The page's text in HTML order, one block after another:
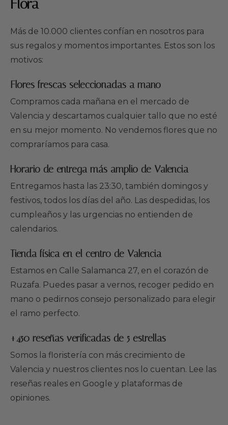
Flora
Más de 10.000 clientes confían en nosotros para
sus regalos y momentos importantes. Estos son los
motivos:
Flores frescas seleccionadas a mano
Compramos cada mañana en el mercado de
Valencia y descartamos cualquier tallo que no esté
en su mejor momento. No vendemos flores que no
compraríamos para casa.
Horario de entrega más amplio de Valencia
Entregamos hasta las 23:30, también domingos y
festivos, todos los días del año. Las despedidas, los
cumpleaños y las urgencias no entienden de
calendarios.
Tienda física en el centro de Valencia
Estamos en Calle Salamanca 27, en el corazón de
Ruzafa. Puedes pasar a vernos, recoger pedido en
mano o pedirnos consejo personalizado para elegir
el ramo perfecto.
+450 reseñas verificadas de 5 estrellas
Somos la floristería con más crecimiento de
Valencia y nuestros clientes nos lo cuentan. Lee las
reseñas reales en Google y plataformas de
opiniones.